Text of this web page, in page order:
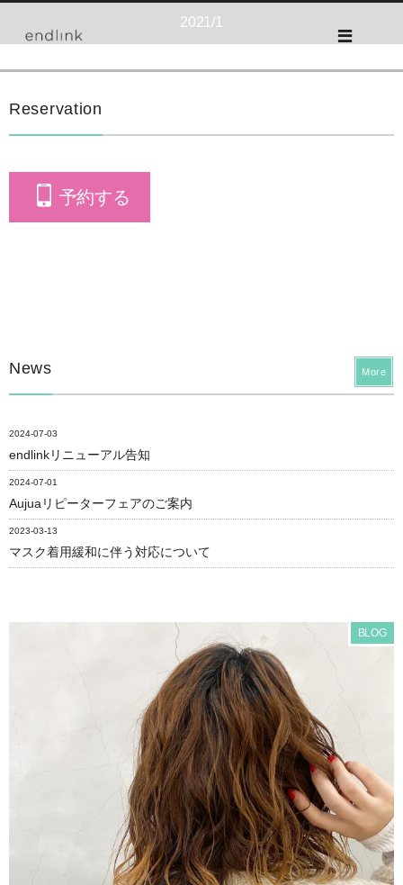
2021/1
Reservation
予約する
News
2024-07-03
endlinkリニューアル告知
2024-07-01
Aujuaリピーターフェアのご案内
2023-03-13
マスク着用緩和に伴う対応について
More
BLOG